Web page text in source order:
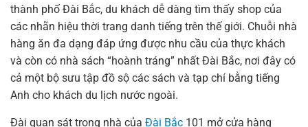
thành phố Đài Bắc, du khách dễ dàng tìm thấy shop của
các nhãn hiệu thời trang danh tiếng trên thế giới. Chuỗi nhà
hàng ăn đa dạng đáp ứng được nhu cầu của thực khách
và còn có nhà sách “hoành tráng” nhất Đài Bắc, nơi đây có
cả một bộ sưu tập đồ sộ các sách và tạp chí bằng tiếng
Anh cho khách du lịch nước ngoài.
Đài quan sát trong nhà của Đài Bắc 101 mở cửa hàng